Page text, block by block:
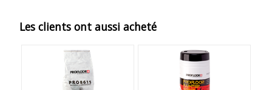
Les clients ont aussi acheté